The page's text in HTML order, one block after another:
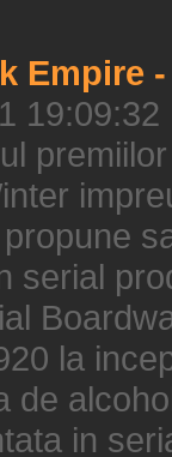
Empire
19:09:32
serial
la
de
in